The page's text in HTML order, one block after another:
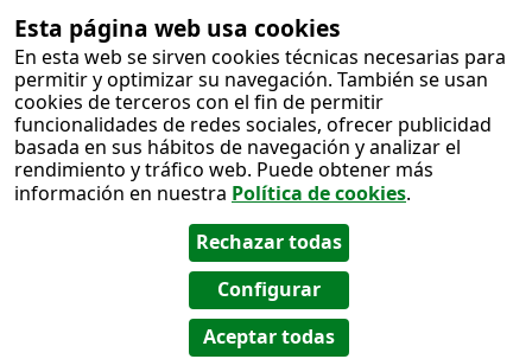
Esta página web usa cookies
En esta web se sirven cookies técnicas necesarias para
permitir y optimizar su navegación. También se usan
cookies de terceros con el fin de permitir
funcionalidades de redes sociales, ofrecer publicidad
basada en sus hábitos de navegación y analizar el
rendimiento y tráfico web. Puede obtener más
información en nuestra Política de cookies.